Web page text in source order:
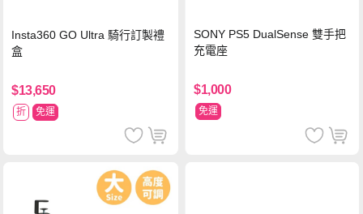
Insta360 GO Ultra 騎行訂製禮
盒
$13,650
折 免運
SONY PS5 DualSense 雙手把
充電座
$1,000
免運